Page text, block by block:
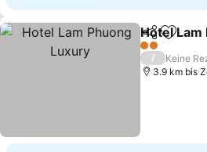
TeilenZu
Hotel Lam
2 Sterne
/
Keine
3.9 km bis